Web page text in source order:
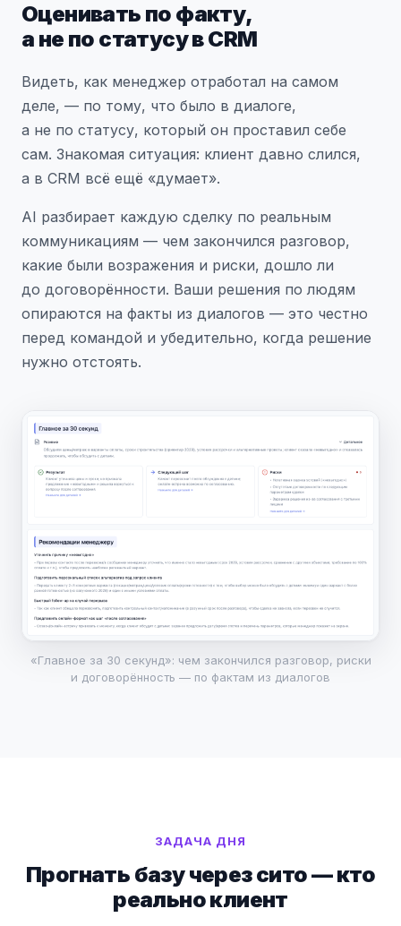
Оценивать по факту,
а не по статусу в CRM
Видеть, как менеджер отработал на самом
деле, — по тому, что было в диалоге,
а не по статусу, который он проставил себе
сам. Знакомая ситуация: клиент давно слился,
а в CRM всё ещё «думает».
AI разбирает каждую сделку по реальным
коммуникациям — чем закончился разговор,
какие были возражения и риски, дошло ли
до договорённости. Ваши решения по людям
опираются на факты из диалогов — это честно
перед командой и убедительно, когда решение
нужно отстоять.
«Главное за 30 секунд»: чем закончился разговор, риски
и договорённость — по фактам из диалогов
ЗАДАЧА ДНЯ
Прогнать базу через сито — кто
реально клиент